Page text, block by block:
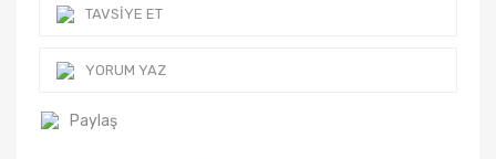
TAVSIYE ET
YORUM YAZ
Paylaş